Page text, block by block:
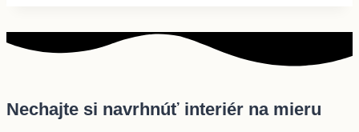
Nechajte si navrhnúť interiér na mieru